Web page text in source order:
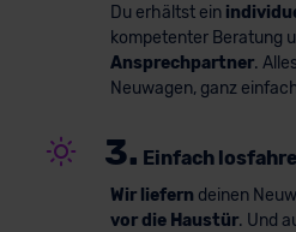
Du erhältst ein
kompetenter Beratung
Ansprechpartner.
Neuwagen, ganz
3. Einfach
Wir liefern deinen
vor die Haustür. Und